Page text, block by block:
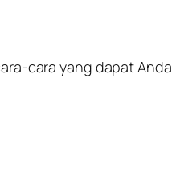
cara yang dapat